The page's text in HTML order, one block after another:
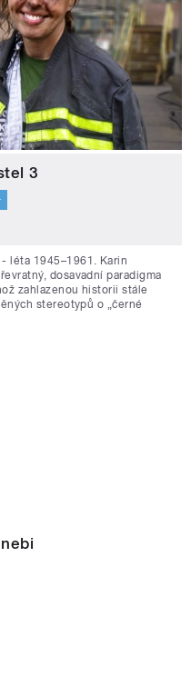
3
léta 1945–1961. Karin
dosavadní paradigma
zahlazenou historii stále
stereotypů o „černé